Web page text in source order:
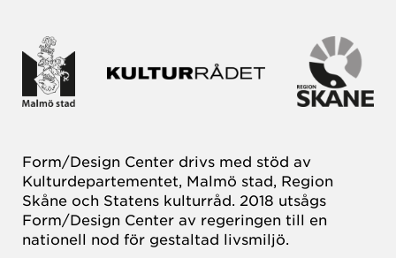
Form/Design Center drivs med stöd av
Kulturdepartementet, Malmö stad, Region
Skåne och Statens kulturråd. 2018 utsågs
Form/Design Center av regeringen till en
nationell nod för gestaltad livsmiljö.